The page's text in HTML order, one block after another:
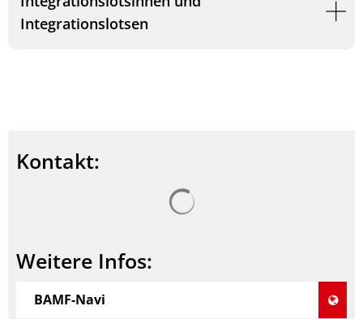
Integrationslotsen
Kontakt:
Weitere Infos:
BAMF-Navi